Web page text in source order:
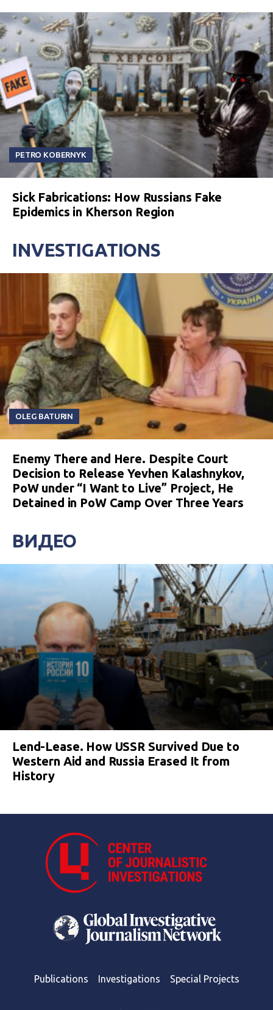
PETRO KOBERNYK
Sick Fabrications: How Russians Fake
Epidemics in Kherson Region
INVESTIGATIONS
OLEG BATURIN
Enemy There and Here. Despite Court
Decision to Release Yevhen Kalashnykov,
PoW under “I Want to Live” Project, He
Detained in PoW Camp Over Three Years
ВИДЕО
Lend-Lease. How USSR Survived Due to
Western Aid and Russia Erased It from
History
Publications Investigations Special Projects